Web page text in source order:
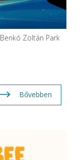
Benkó Zoltán Park
Bővebben